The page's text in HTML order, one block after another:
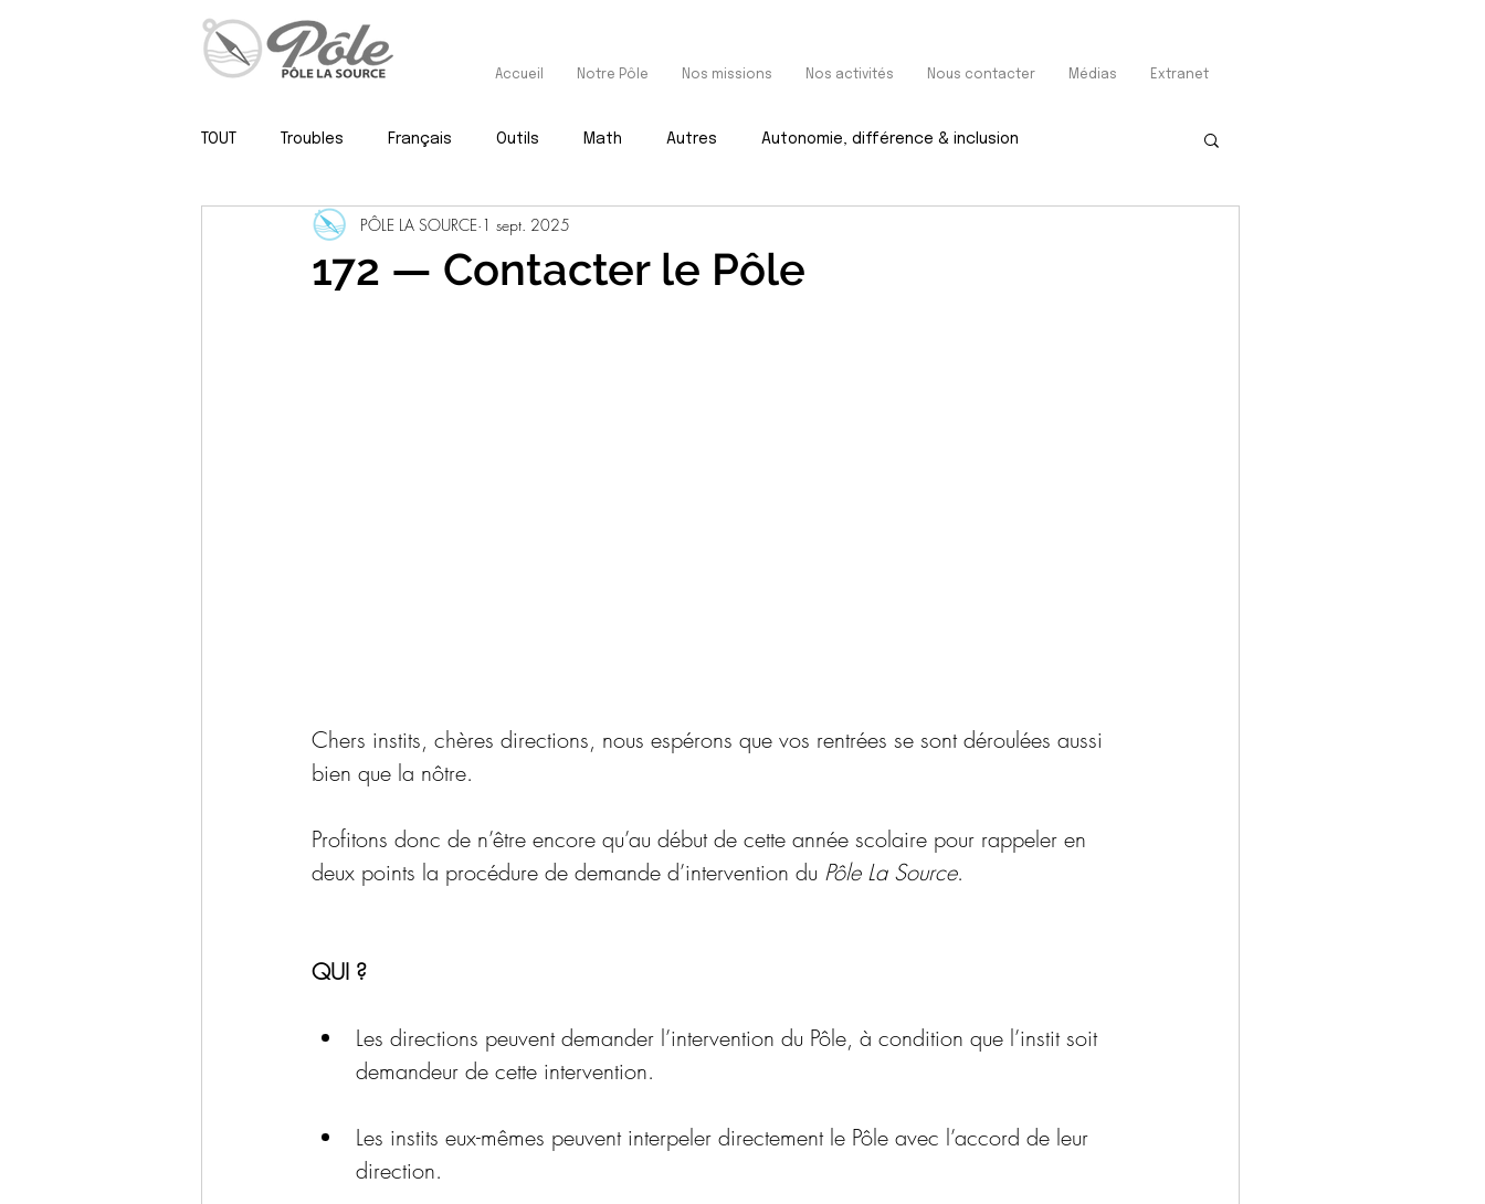
Accueil Notre Pôle Nos missions Nos activités Nous contacter Médias Extranet
TOUT Troubles Français Outils Math Autres Autonomie, différence & inclusion
Psy, neuropsy & méthodo
172 — Contacter le Pôle
PÔLE LA SOURCE 1 sept. 2025
Chers instits, chères directions, nous espérons que vos rentrées se sont déroulées aussi
bien que la nôtre.
Profitons donc de n’être encore qu’au début de cette année scolaire pour rappeler en
deux points la procédure de demande d’intervention du Pôle La Source.
QUI ?
Les directions peuvent demander l’intervention du Pôle, à condition que l’instit soit
demandeur de cette intervention.
Les instits eux-mêmes peuvent interpeler directement le Pôle avec l’accord de leur
direction.